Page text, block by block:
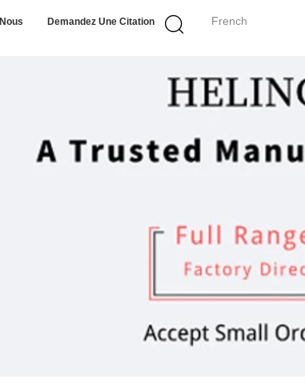
French
Demandez Une Citation